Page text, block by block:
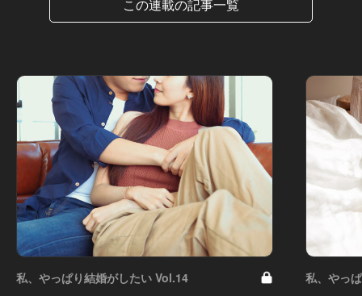
この連載の記事一覧
私、やっぱり結婚がしたい Vol.14 私、やっ